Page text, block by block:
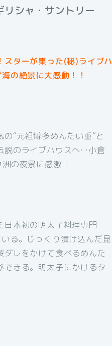
シャ・サントリー
ターが集った(秘)ライブハ
の絶景に大感動！！
“元祖博多めんたい重”と
説のライブハウスへ…小倉
の夜景に感激！
本初の明太子料理専門
る。じっくり漬け込んだ昆
レをかけて食べるめんた
きる。明太子にかけるタ